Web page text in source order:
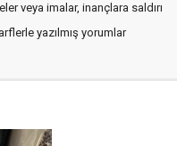
veya imalar, inançlara saldırı
yazılmış yorumlar